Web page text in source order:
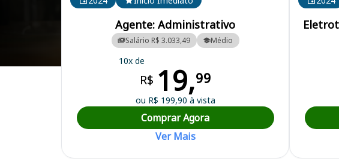
Curso Preparatório para o Concurso SEMAE RS - Rio Grande do Sul/RS - SEMAE -
Agente: Administrativo
Salário R$ 3.033,49 Médio
10x de
R$ 19,99
ou R$ 199,90 à vista
Comprar Agora
Ver Mais